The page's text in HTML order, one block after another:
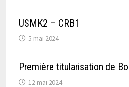
USMK2 – CRB1
5 mai 2024
Première titularisation de
12 mai 2024